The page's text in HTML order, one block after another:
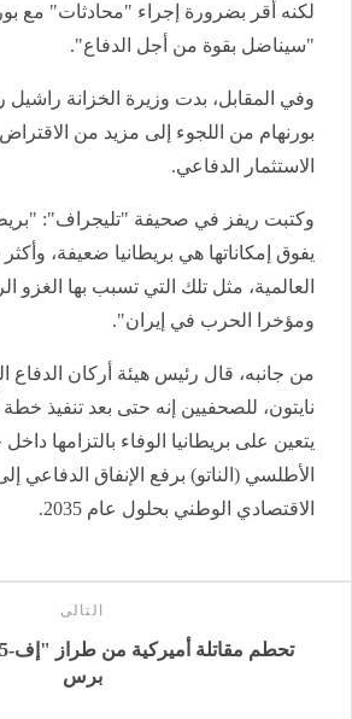
لكنه أقر بضرورة إجراء "محادثات" مع
"سيناضل بقوة من أجل الدفاع".
وفي المقابل، بدت وزيرة الخزانة راشيل
بورنهام من اللجوء إلى مزيد من
الاستثمار الدفاعي.
وكتبت ريفز في صحيفة "تليجراف":
يفوق إمكاناتها هي بريطانيا ضعيفة،
العالمية، مثل تلك التي تسبب بها الغزو
ومؤخرا الحرب في إيران".
من جانبه، قال رئيس هيئة أركان الدفاع
نايتون، للصحفيين إنه حتى بعد تنفيذ خطة
يتعين على بريطانيا الوفاء بالتزامها
الاقتصادي الوطني بحلول عام 2035.
التالى
برس